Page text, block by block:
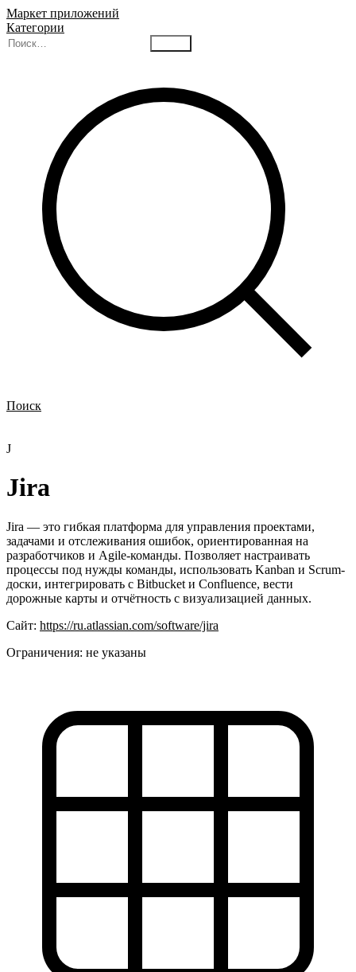
Маркет приложений
Категории
Поиск
J
Jira
Jira — это гибкая платформа для управления проектами,
задачами и отслеживания ошибок, ориентированная на
разработчиков и Agile-команды. Позволяет настраивать
процессы под нужды команды, использовать Kanban и Scrum-
доски, интегрировать с Bitbucket и Confluence, вести
дорожные карты и отчётность с визуализацией данных.
Сайт: https://ru.atlassian.com/software/jira
Ограничения: не указаны